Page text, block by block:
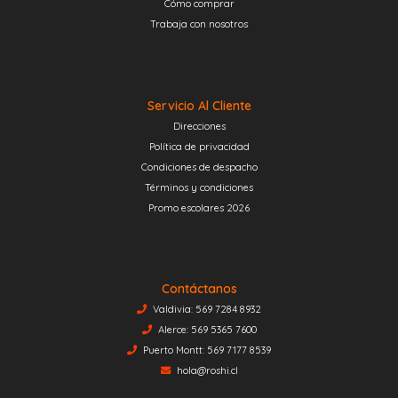
Cómo comprar
Trabaja con nosotros
Servicio Al Cliente
Direcciones
Política de privacidad
Condiciones de despacho
Términos y condiciones
Promo escolares 2026
Contáctanos
Valdivia: 569 7284 8932
Alerce: 569 5365 7600
Puerto Montt: 569 7177 8539
hola@roshi.cl